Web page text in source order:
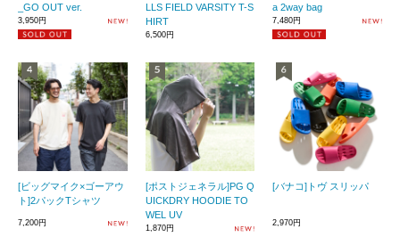
_GO OUT ver.
3,950円
LLS FIELD VARSITY T-S
HIRT
6,500円
a 2way bag
7,480円
[ビッグマイク×ゴーアウ
ト]2パックTシャツ
7,200円
[ポストジェネラル]PG Q
UICKDRY HOODIE TO
WEL UV
1,870円
[バナコ]トヴ スリッパ
2,970円